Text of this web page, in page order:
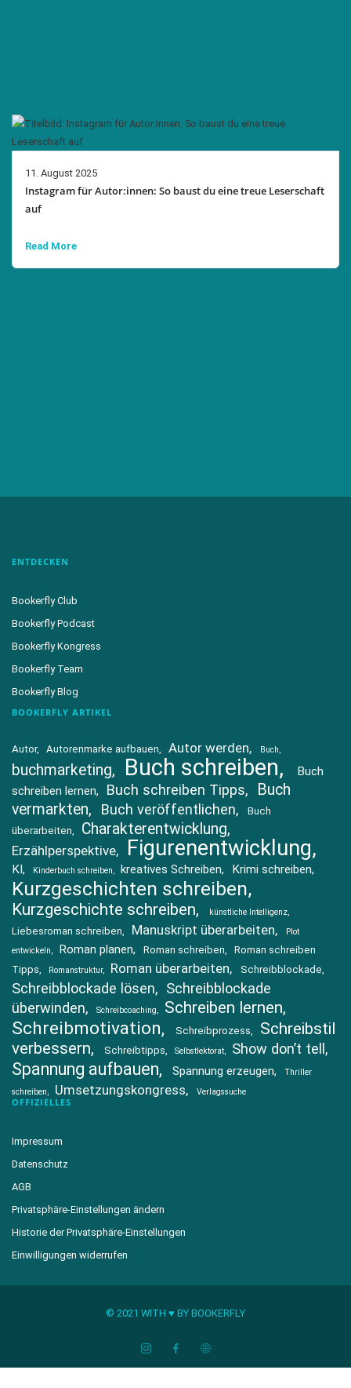
11. August 2025
Instagram für Autor:innen: So baust du eine treue Leserschaft
auf
Read More
ENTDECKEN
Bookerfly Club
Bookerfly Podcast
Bookerfly Kongress
Bookerfly Team
Bookerfly Blog
BOOKERFLY ARTIKEL
Autor Autorenmarke aufbauen Autor werden Buch
buchmarketing Buch schreiben
Buch
schreiben lernen
Buch schreiben Tipps
Buch
vermarkten
Buch veröffentlichen
Buch
überarbeiten
Charakterentwicklung
Erzählperspektive Figurenentwicklung
KI Kinderbuch schreiben kreatives Schreiben Krimi schreiben
Kurzgeschichten schreiben
Kurzgeschichte schreiben künstliche Intelligenz
Liebesroman schreiben Manuskript überarbeiten
Plot
entwickeln
Roman planen Roman schreiben
Roman schreiben
Tipps
Romanstruktur Roman überarbeiten Schreibblockade
Schreibblockade lösen
Schreibblockade
überwinden
Schreibcoaching Schreiben lernen
Schreibmotivation Schreibprozess
Schreibstil
verbessern
Schreibtipps Selbstlektorat Show don’t tell
Spannung aufbauen Spannung erzeugen
Thriller
schreiben
Umsetzungskongress Verlagssuche
OFFIZIELLES
Impressum
Datenschutz
AGB
Privatsphäre-Einstellungen ändern
Historie der Privatsphäre-Einstellungen
Einwilligungen widerrufen
© 2021 WITH ♥︎ BY BOOKERFLY